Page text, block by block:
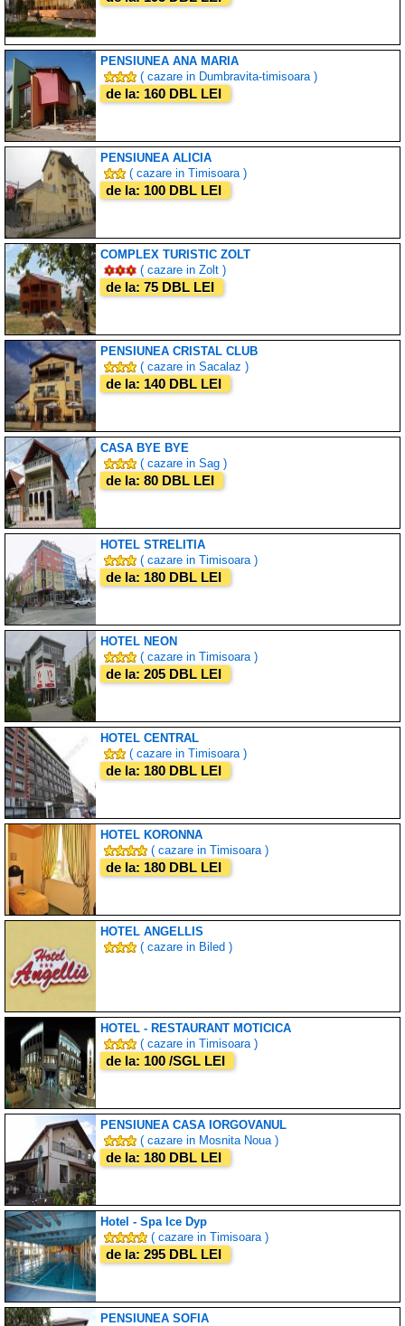
PENSIUNEA ANA MARIA
( cazare in Dumbravita-timisoara )
de la: 160 DBL LEI
PENSIUNEA ALICIA
( cazare in Timisoara )
de la: 100 DBL LEI
COMPLEX TURISTIC ZOLT
( cazare in Zolt )
de la: 75 DBL LEI
PENSIUNEA CRISTAL CLUB
( cazare in Sacalaz )
de la: 140 DBL LEI
CASA BYE BYE
( cazare in Sag )
de la: 80 DBL LEI
HOTEL STRELITIA
( cazare in Timisoara )
de la: 180 DBL LEI
HOTEL NEON
( cazare in Timisoara )
de la: 205 DBL LEI
HOTEL CENTRAL
( cazare in Timisoara )
de la: 180 DBL LEI
HOTEL KORONNA
( cazare in Timisoara )
de la: 180 DBL LEI
HOTEL ANGELLIS
( cazare in Biled )
HOTEL - RESTAURANT MOTICICA
( cazare in Timisoara )
de la: 100 /SGL LEI
PENSIUNEA CASA IORGOVANUL
( cazare in Mosnita Noua )
de la: 180 DBL LEI
Hotel - Spa Ice Dyp
( cazare in Timisoara )
de la: 295 DBL LEI
PENSIUNEA SOFIA